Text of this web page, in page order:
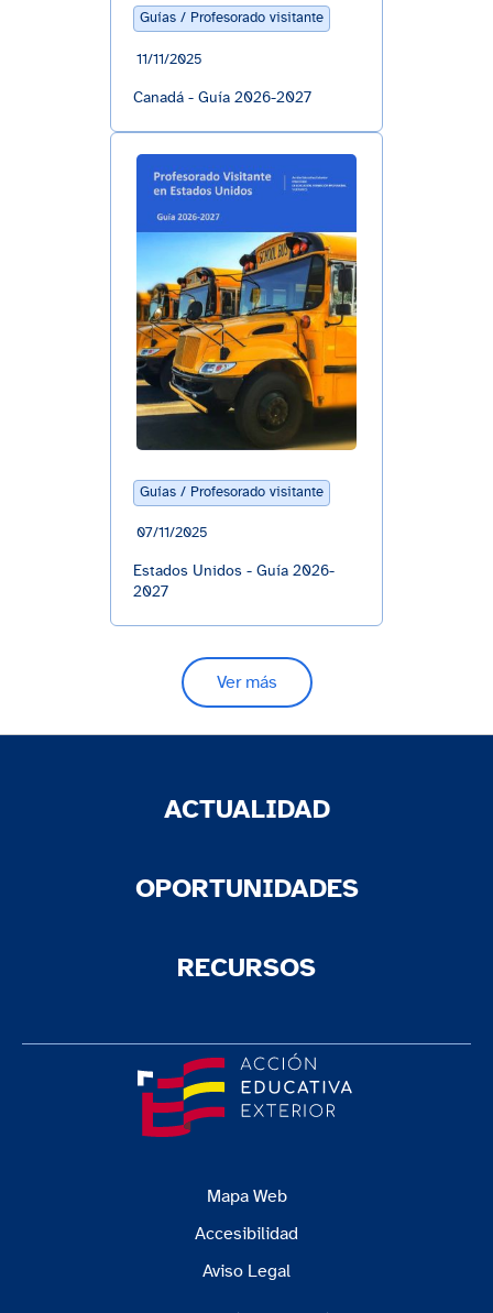
Guías / Profesorado visitante
11/11/2025
Canadá - Guía 2026-2027
Guías / Profesorado visitante
07/11/2025
Estados Unidos - Guía 2026-
2027
Ver más
ACTUALIDAD
OPORTUNIDADES
RECURSOS
Mapa Web
Accesibilidad
Aviso Legal